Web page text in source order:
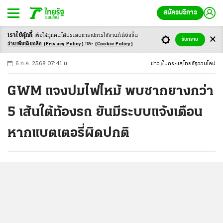
สมัครบริการ
-ก ก ก+
6 ก.ค. 2568 07:41 น. ข่าว ในกระแส ไทยรัฐออนไลน์
GWM แจงปมไฟไหม้ พบซากยางกว่า
5 เส้นใต้ท้องรถ ยันมีระบบแจ้งเตือน
หากแบตเตอรี่ผิดปกติ
เราใช้คุ้กกี้ เพื่อให้ทุกคนได้ประสบการณ์การใช้งานที่ดียิ่งขึ้น
อ่านเพิ่มเติมคลิก (Privacy Policy) และ (Cookie Policy)
รับทราบ